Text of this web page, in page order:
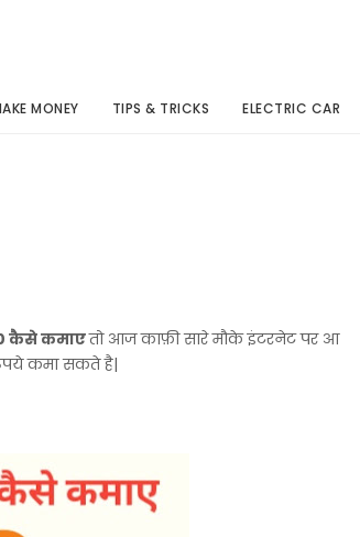
MONEY TIPS & TRICKS ELECTRIC CAR
कैसे कमाएतो आज काफ़ी सारे मौके इंटरनेट पर आ
कमा सकते है|